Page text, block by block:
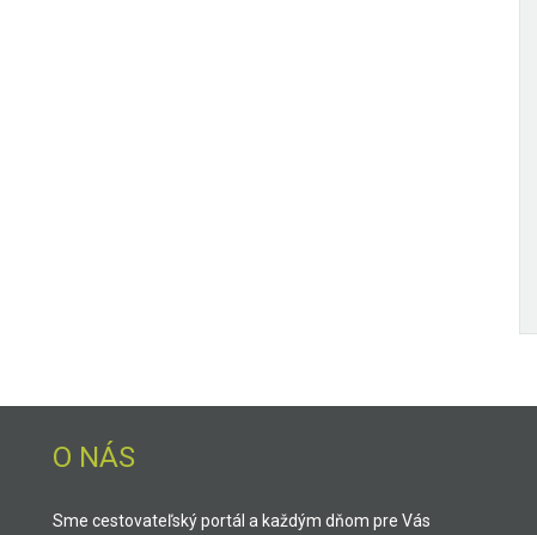
O NÁS
Sme cestovateľský portál a každým dňom pre Vás